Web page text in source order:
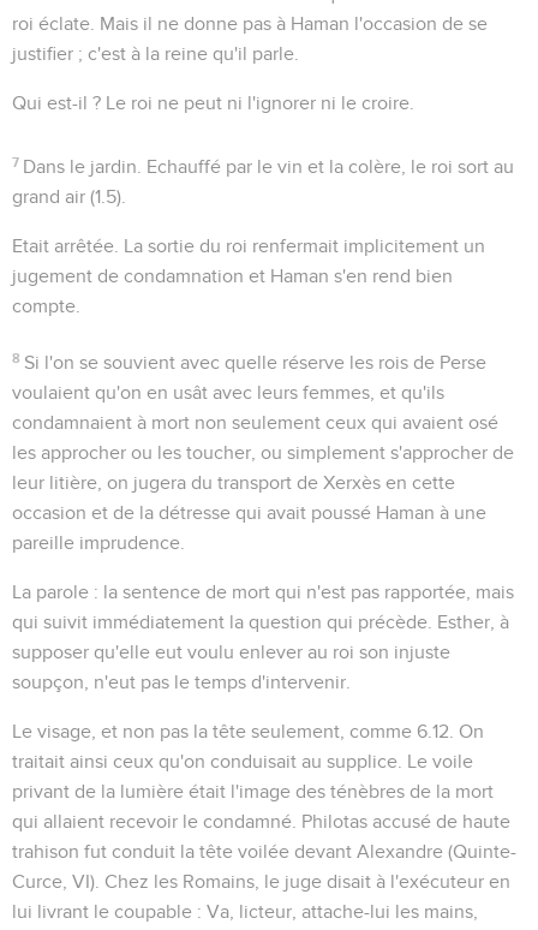
roi éclate. Mais il ne donne pas à Haman l'occasion de se
justifier ; c'est à la reine qu'il parle.
Qui est-il ? Le roi ne peut ni l'ignorer ni le croire.
7 Dans le jardin . Echauffé par le vin et la colère, le roi sort au
grand air (1.5).
Etait arrêtée . La sortie du roi renfermait implicitement un
jugement de condamnation et Haman s'en rend bien
compte.
8 Si l'on se souvient avec quelle réserve les rois de Perse
voulaient qu'on en usât avec leurs femmes, et qu'ils
condamnaient à mort non seulement ceux qui avaient osé
les approcher ou les toucher, ou simplement s'approcher de
leur litière, on jugera du transport de Xerxès en cette
occasion et de la détresse qui avait poussé Haman à une
pareille imprudence.
La parole : la sentence de mort qui n'est pas rapportée, mais
qui suivit immédiatement la question qui précède. Esther, à
supposer qu'elle eut voulu enlever au roi son injuste
soupçon, n'eut pas le temps d'intervenir.
Le visage , et non pas la tête seulement, comme 6.12 . On
traitait ainsi ceux qu'on conduisait au supplice. Le voile
privant de la lumière était l'image des ténèbres de la mort
qui allaient recevoir le condamné. Philotas accusé de haute
trahison fut conduit la tête voilée devant Alexandre (Quinte-
Curce, VI). Chez les Romains, le juge disait à l'exécuteur en
lui livrant le coupable : Va, licteur, attache-lui les mains,